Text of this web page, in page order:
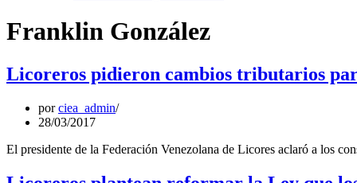
Franklin González
Licoreros pidieron cambios tributarios
porciea_admin
28/03/2017
El presidente de la Federación Venezolana de Licores aclaró a los